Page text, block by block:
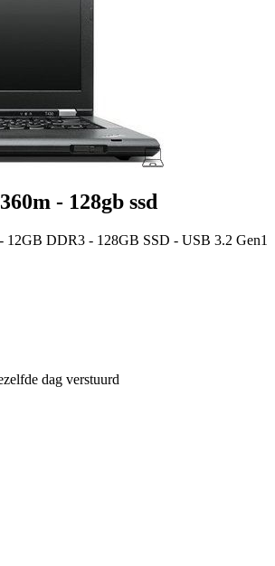
- 128gb ssd
DDR3 - 128GB SSD - USB 3.2 Gen1
dag verstuurd